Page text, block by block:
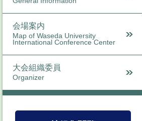
会場案内
Map of Waseda University
International Conference Center
大会組織委員
Organizer